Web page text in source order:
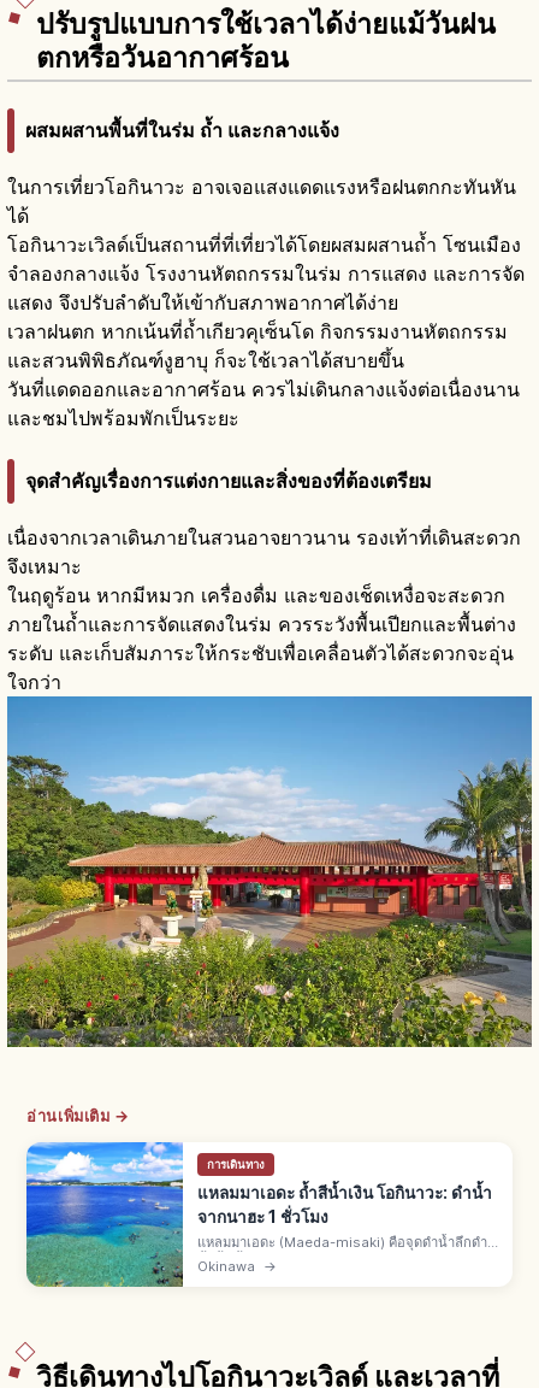
ปรับรูปแบบการใช้เวลาได้ง่ายแม้วันฝน
ตกหรือวันอากาศร้อน
ผสมผสานพื้นที่ในร่ม ถ้ำ และกลางแจ้ง
ในการเที่ยวโอกินาวะ อาจเจอแสงแดดแรงหรือฝนตกกะทันหัน
ได้
โอกินาวะเวิลด์เป็นสถานที่ที่เที่ยวได้โดยผสมผสานถ้ำ โซนเมือง
จำลองกลางแจ้ง โรงงานหัตถกรรมในร่ม การแสดง และการจัด
แสดง จึงปรับลำดับให้เข้ากับสภาพอากาศได้ง่าย
เวลาฝนตก หากเน้นที่ถ้ำเกียวคุเซ็นโด กิจกรรมงานหัตถกรรม
และสวนพิพิธภัณฑ์งูฮาบุ ก็จะใช้เวลาได้สบายขึ้น
วันที่แดดออกและอากาศร้อน ควรไม่เดินกลางแจ้งต่อเนื่องนาน
และชมไปพร้อมพักเป็นระยะ
จุดสำคัญเรื่องการแต่งกายและสิ่งของที่ต้องเตรียม
เนื่องจากเวลาเดินภายในสวนอาจยาวนาน รองเท้าที่เดินสะดวก
จึงเหมาะ
ในฤดูร้อน หากมีหมวก เครื่องดื่ม และของเช็ดเหงื่อจะสะดวก
ภายในถ้ำและการจัดแสดงในร่ม ควรระวังพื้นเปียกและพื้นต่าง
ระดับ และเก็บสัมภาระให้กระชับเพื่อเคลื่อนตัวได้สะดวกจะอุ่น
ใจกว่า
อ่านเพิ่มเติม →
การเดินทาง
แหลมมาเอดะ ถ้ำสีน้ำเงิน โอกินาวะ: ดำน้ำ
จากนาฮะ 1 ชั่วโมง
แหลมมาเอดะ (Maeda-misaki) คือจุดดำน้ำลึกดำ
น้ำตื้นชั้นนำหมู่บ้านอนนะ ตอนกลางเกาะหลักโอกิน
Okinawa →
วิธีเดินทางไปโอกินาวะเวิลด์ และเวลาที่